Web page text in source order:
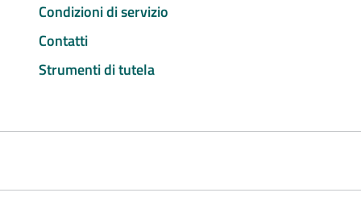
Condizioni di servizio
Contatti
Strumenti di tutela